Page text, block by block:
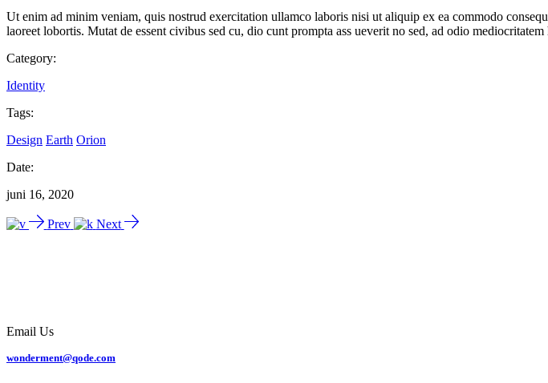
Ut enim ad minim veniam, quis nostrud exercitation ullamco laboris nisi ut aliquip ex ea commodo
laoreet lobortis. Mutat de essent civibus sed cu, dio cunt prompta ass ueverit no sed, ad odio
Category:
Identity
Tags:
Design Earth Orion
Date:
juni 16, 2020
Prev Next
Email Us
wonderment@qode.com